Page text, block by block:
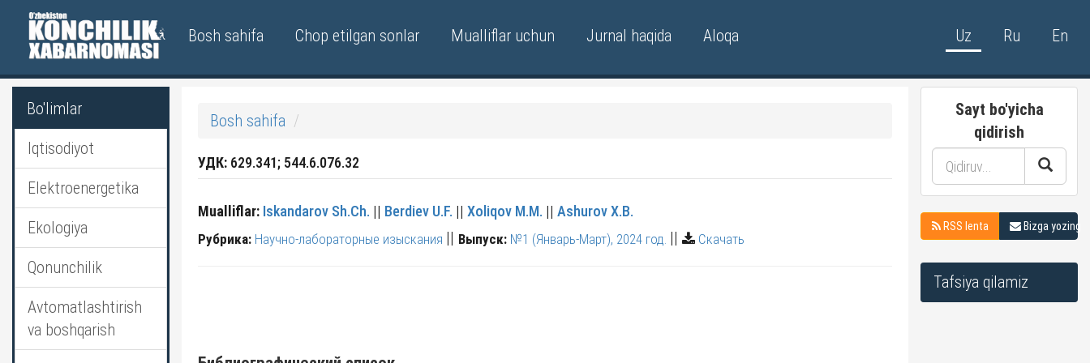
Bosh sahifa Chop etilgan sonlar Mualliflar uchun Jurnal haqida Aloqa Uz Ru En
Bo'limlar
Iqtisodiyot
Elektroenergetika
Ekologiya
Qonunchilik
Avtomatlashtirish
va boshqarish
Bosh sahifa
УДК: 629.341; 544.6.076.32
Mualliflar: Iskandarov Sh.Ch. || Berdiev U.F. || Xoliqov M.M. || Аshurov X.B.
Рубрика: Научно-лабораторные изыскания || Выпуск: №1 (Январь-Март), 2024 год. || Скачать
Sayt bo'yicha
qidirish
RSS lenta Bizga yozing
Tafsiya qilamiz